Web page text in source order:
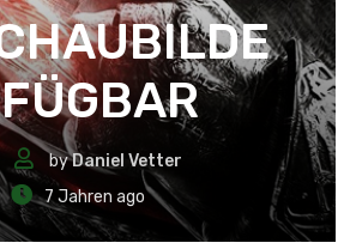
byDaniel Vetter
7 Jahren ago